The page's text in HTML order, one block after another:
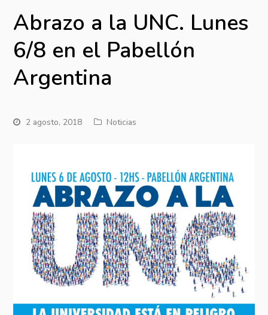
Abrazo a la UNC. Lunes
6/8 en el Pabellón
Argentina
2 agosto, 2018 Noticias